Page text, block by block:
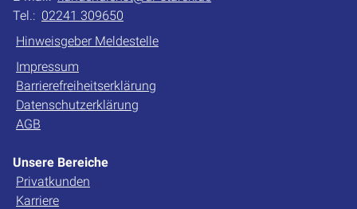
Tel.: 02241 309650
Hinweisgeber Meldestelle
Impressum
Barrierefreiheitserklärung
Datenschutzerklärung
AGB
Unsere Bereiche
Privatkunden
Karriere